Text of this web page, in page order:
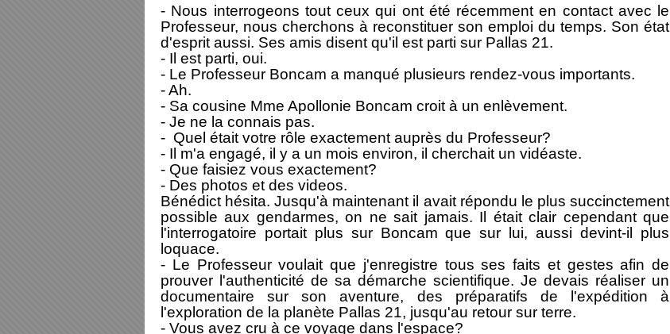
- Nous interrogeons tout ceux qui ont été récemment en contact avec le
Professeur, nous cherchons à reconstituer son emploi du temps. Son état
d'esprit aussi. Ses amis disent qu'il est parti sur Pallas 21.
- Il est parti, oui.
- Le Professeur Boncam a manqué plusieurs rendez-vous importants.
- Ah.
- Sa cousine Mme Apollonie Boncam croit à un enlèvement.
- Je ne la connais pas.
- Quel était votre rôle exactement auprès du Professeur?
- Il m'a engagé, il y a un mois environ, il cherchait un vidéaste.
- Que faisiez vous exactement?
- Des photos et des videos.
Bénédict hésita. Jusqu'à maintenant il avait répondu le plus succinctement
possible aux gendarmes, on ne sait jamais. Il était clair cependant que
l'interrogatoire portait plus sur Boncam que sur lui, aussi devint-il plus
loquace.
- Le Professeur voulait que j'enregistre tous ses faits et gestes afin de
prouver l'authenticité de sa démarche scientifique. Je devais réaliser un
documentaire sur son aventure, des préparatifs de l'expédition à
l'exploration de la planète Pallas 21, jusqu'au retour sur terre.
- Vous avez cru à ce voyage dans l'espace?